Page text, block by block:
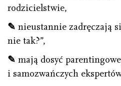
rodzicielstwie,
✎ nieustannie zadręczają
nie tak?”,
✎ mają dosyć
i samozwańczych